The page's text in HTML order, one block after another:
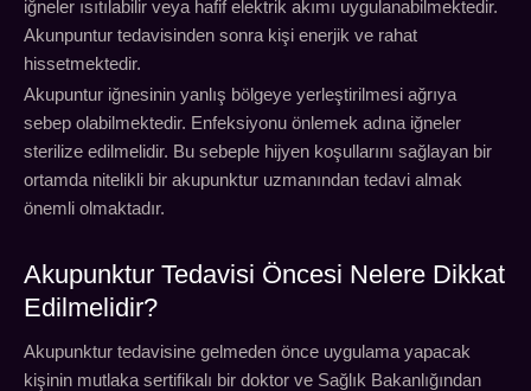
iğneler ısıtılabilir veya hafif elektrik akımı uygulanabilmektedir.
Akunpuntur tedavisinden sonra kişi enerjik ve rahat
hissetmektedir.
Akupuntur iğnesinin yanlış bölgeye yerleştirilmesi ağrıya
sebep olabilmektedir. Enfeksiyonu önlemek adına iğneler
sterilize edilmelidir. Bu sebeple hijyen koşullarını sağlayan bir
ortamda nitelikli bir akupunktur uzmanından tedavi almak
önemli olmaktadır.
Akupunktur Tedavisi Öncesi Nelere Dikkat
Edilmelidir?
Akupunktur tedavisine gelmeden önce uygulama yapacak
kişinin mutlaka sertifikalı bir doktor ve Sağlık Bakanlığından